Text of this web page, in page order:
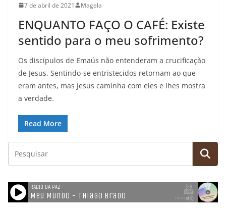
7 de abril de 2021 Magela
ENQUANTO FAÇO O CAFÉ: Existe
sentido para o meu sofrimento?
Os discípulos de Emaús não entenderam a crucificação
de Jesus. Sentindo-se entristecidos retornam ao que
eram antes, mas Jesus caminha com eles e lhes mostra
a verdade.
Read More